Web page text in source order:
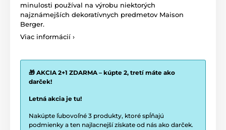
minulosti používal na výrobu niektorých
najznámejších dekoratívnych predmetov Maison
Berger.
Viac informácií ›
🎁 AKCIA 2+1 ZDARMA – kúpte 2, tretí máte ako
darček!
Letná akcia je tu!
Nakúpte ľubovoľné 3 produkty, ktoré spĺňajú
podmienky a ten najlacnejší získate od nás ako darček.